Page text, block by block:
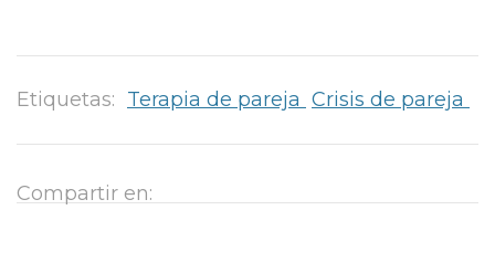
Etiquetas: Terapia de pareja Crisis de pareja
Compartir en: